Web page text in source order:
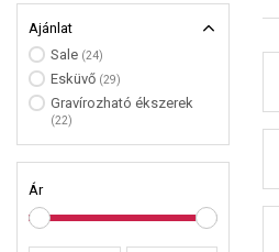
Ajánlat
Sale (24)
Esküvő (29)
Gravírozható ékszerek
(22)
Ár